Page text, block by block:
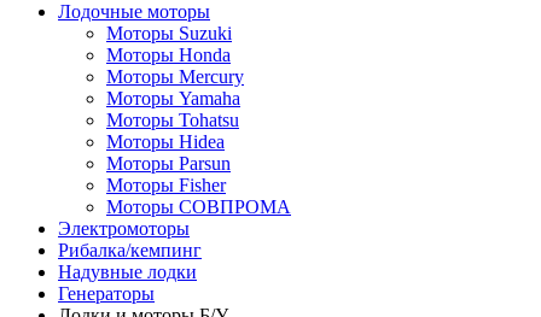
Лодочные моторы
Моторы Suzuki
Моторы Honda
Моторы Mercury
Моторы Yamaha
Моторы Tohatsu
Моторы Hidea
Моторы Parsun
Моторы Fisher
Моторы СОВПРОМА
Электромоторы
Рибалка/кемпинг
Надувные лодки
Генераторы